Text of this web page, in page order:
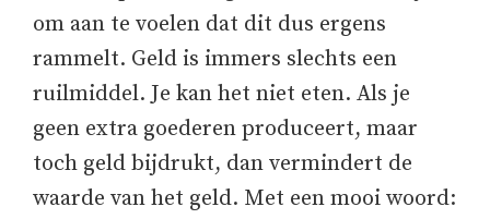
om aan te voelen dat dit dus ergens
rammelt. Geld is immers slechts een
ruilmiddel. Je kan het niet eten. Als je
geen extra goederen produceert, maar
toch geld bijdrukt, dan vermindert de
waarde van het geld. Met een mooi woord: